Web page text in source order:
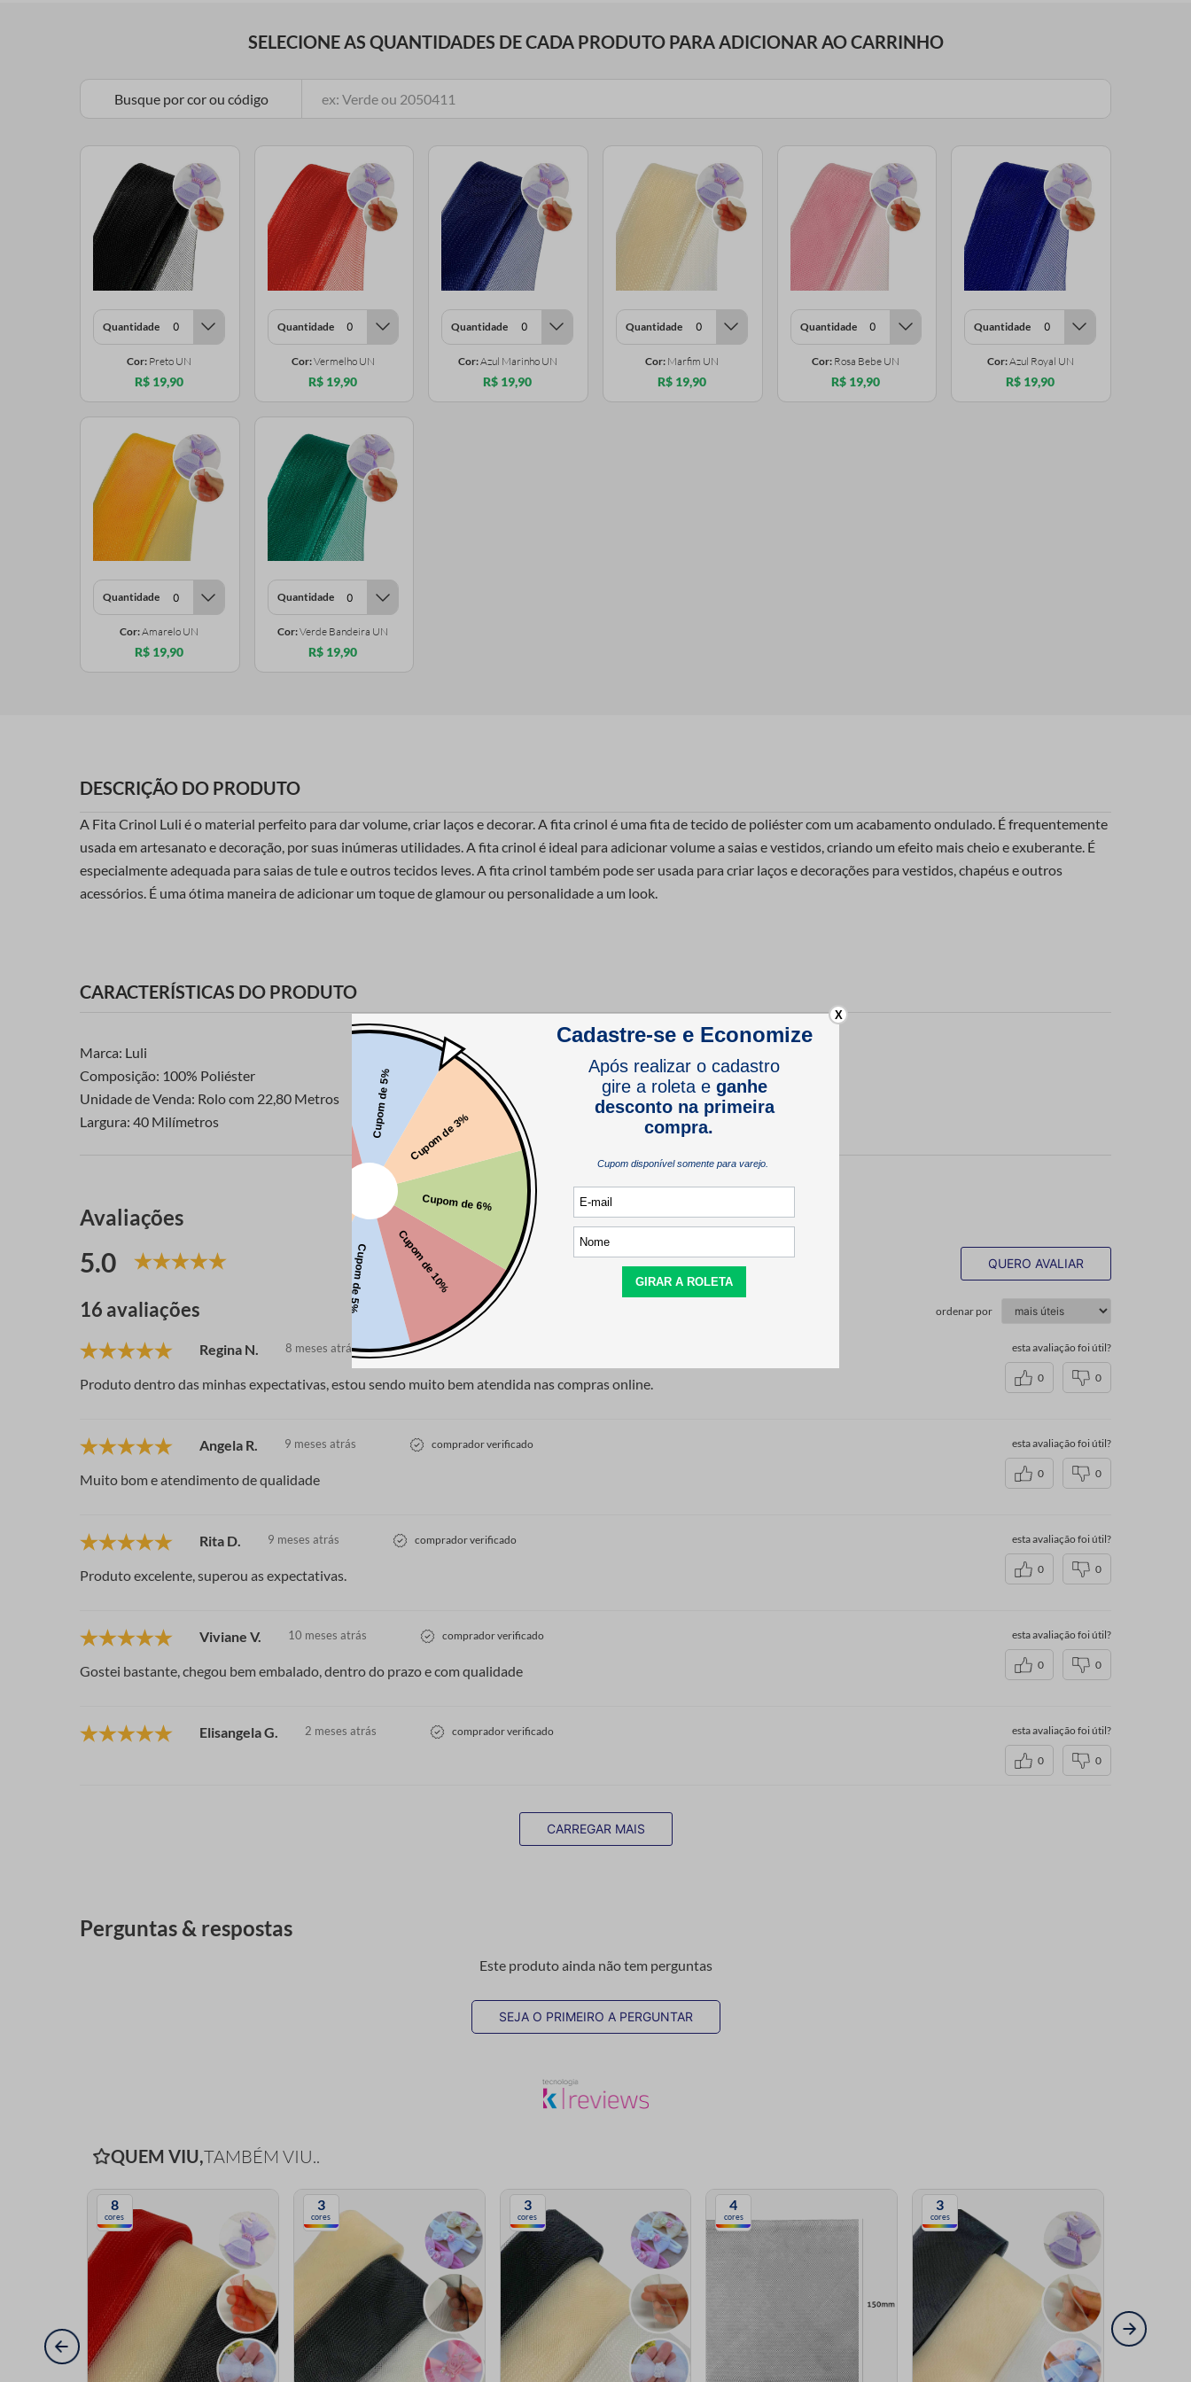
SELECIONE AS QUANTIDADES DE CADA PRODUTO PARA ADICIONAR AO CARRINHO
Busque por cor ou código
Quantidade
Cor: Preto UN
R$ 19,90
Quantidade
Cor:Vermelho UN
R$ 19,90
Quantidade
Cor:Azul Marinho UN
R$ 19,90
Quantidade
Cor: Marfim UN
R$ 19,90
Quantidade
Cor: Rosa Bebe UN
R$ 19,90
Quantidade
Cor:Azul Royal UN
R$ 19,90
Quantidade
Cor:Amarelo UN
R$ 19,90
Quantidade
Cor:Verde Bandeira UN
R$ 19,90
DESCRIÇÃO DO PRODUTO
A Fita Crinol Luli é o material perfeito para dar volume, criar laços e decorar. A fita crinol é uma fita de tecido de poliéster com um acabamento ondulado. É frequentemente
usada em artesanato e decoração, por suas inúmeras utilidades. A fita crinol é ideal para adicionar volume a saias e vestidos, criando um efeito mais cheio e exuberante. É
especialmente adequada para saias de tule e outros tecidos leves. A fita crinol também pode ser usada para criar laços e decorações para vestidos, chapéus e outros
acessórios. É uma ótima maneira de adicionar um toque de glamour ou personalidade a um look.
CARACTERÍSTICAS DO PRODUTO
Marca: Luli
Composição: 100% Poliéster
Unidade de Venda: Rolo com 22,80 Metros
Largura: 40 Milímetros
Avaliações
5.0 QUERO AVALIAR
16 avaliações ordenar por
Regina N. 8 meses atrás comprador verificado
Produto dentro das minhas expectativas, estou sendo muito bem atendida nas compras online.
esta avaliação foi útil?
0 0
Angela R. 9 meses atrás comprador verificado
Muito bom e atendimento de qualidade
esta avaliação foi útil?
0 0
Rita D. 9 meses atrás comprador verificado
Produto excelente, superou as expectativas.
esta avaliação foi útil?
0 0
Viviane V. 10 meses atrás comprador verificado
Gostei bastante, chegou bem embalado, dentro do prazo e com qualidade
esta avaliação foi útil?
0 0
Elisangela G. 2 meses atrás comprador verificado esta avaliação foi útil?
0 0
CARREGAR MAIS
Perguntas & respostas
Este produto ainda não tem perguntas
SEJA O PRIMEIRO A PERGUNTAR
QUEM VIU,TAMBÉM VIU..
8
cores
3
cores
3
cores
4
cores
3
cores
X